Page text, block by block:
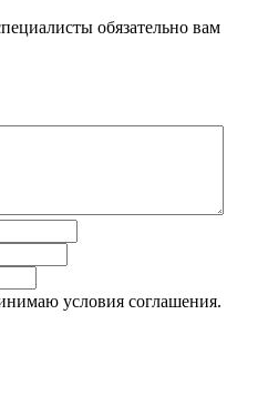
обязательно вам
условия соглашения.